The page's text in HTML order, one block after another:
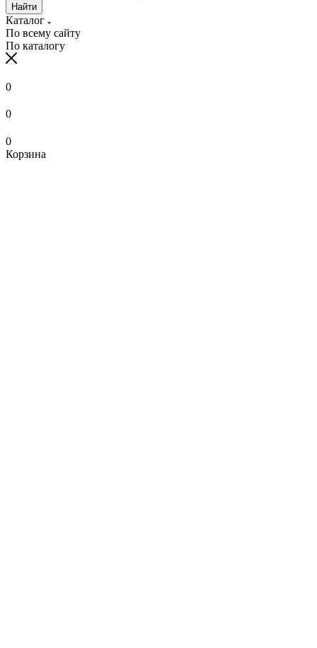
Найти
Каталог
По всему сайту
По каталогу
0
0
0
Корзина